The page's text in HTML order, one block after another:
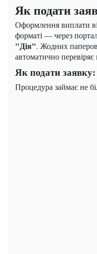
Як подати
Оформлення виплати
форматі — через
"Дія". Жодних
автоматично
Як подати
Процедура займає не